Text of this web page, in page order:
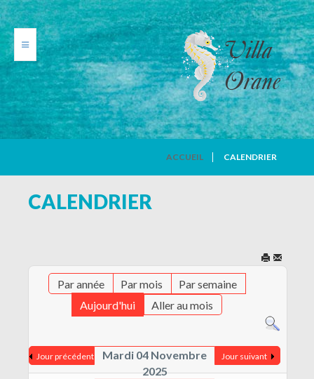
AVIS DE VACANCIERS
CONTACT
MENTIONS LÉGALES
ACCUEIL CALENDRIER
CALENDRIER
Par année Par mois
Par semaine
Aujourd'hui
Aller au mois
Jour précédent
Mardi 04 Novembre
2025
Jour suivant